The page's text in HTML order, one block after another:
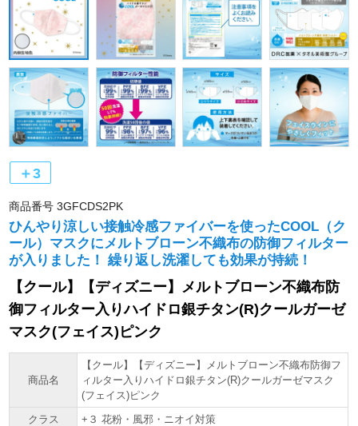
＋3
商品番号 3GFCDS2PK
ひんやり涼しい接触冷感ファイバーを使ったCOOL（ク
ール）マスクにメルトブローン不織布の防御フィルター
が入りました！ 繰り返し洗濯しても効果が持続！
【クール】【ディズニー】メルトブローン不織布防
御フィルター入りハイドロ銀チタン(R)クールガーゼ
マスク(フェイス)ピンク
商品名
【クール】【ディズニー】メルトブローン不織布防御フ
ィルター入りハイドロ銀チタン(R)クールガーゼマスク
(フェイス)ピンク
クラス
+３ 花粉・風邪・ニオイ対策